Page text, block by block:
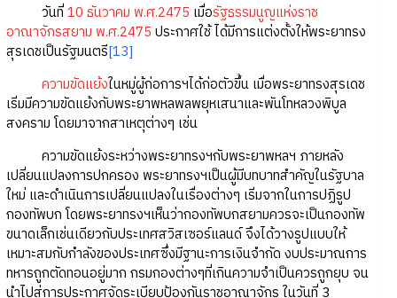
วันที่10 ธันวาคม พ.ศ.2475 เมื่อรัฐธรรมนูญแห่งราช
อาณาจักรสยาม พ.ศ.2475 ประกาศใช้ ได้มีการแต่งตั้งให้พระยาทรง
สุรเดชเป็นรัฐมนตรี[13]
ความขัดแย้งในหมู่ผู้ก่อการฯได้ก่อตัวขึ้น เมื่อพระยาทรงสุรเดช
เริ่มมีความขัดแย้งกับพระยาพหลพลพยุหเสนาและพันโทหลวงพิบูล
สงคราม โดยมาจากสาเหตุต่างๆ เช่น
ความขัดแย้งระหว่างพระยาทรงฯกับพระยาพหลฯ ภายหลัง
เปลี่ยนแปลงการปกครอง พระยาทรงฯเป็นผู้มีบทบาทสำคัญในรัฐบาล
ใหม่ และดำเนินการเปลี่ยนแปลงในเรื่องต่างๆ เริ่มจากในการปฏิรูป
กองทัพบก โดยพระยาทรงฯเห็นว่ากองทัพบกสยามควรจะเป็นกองทัพ
ขนาดเล็กเช่นเดียวกับประเทศสวิสเซอร์แลนด์ จึงได้วางรูปแบบให้
เหมาะสมกับกำลังของประเทศซึ่งมีฐานะการเงินจำกัด งบประมาณการ
ทหารถูกตัดทอนอยู่มาก กรมกองต่างๆที่เกินความจำเป็นควรถูกยุบ จน
นำไปสู่การประกาศจัดระเบียบป้องกันราชอาณาจักร ในวันที่ 3